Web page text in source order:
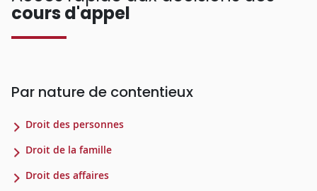
cours d'appel
Par nature de contentieux
Droit des personnes
Droit de la famille
Droit des affaires